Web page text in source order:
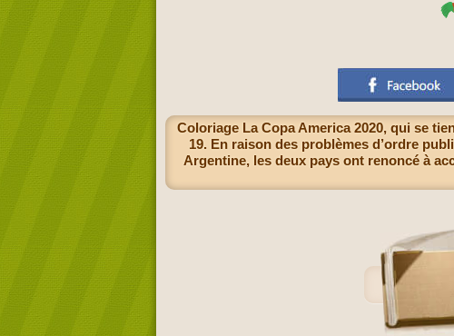
Coloriage La Copa America 2020, qui se
19. En raison des problèmes d’ordre
Argentine, les deux pays ont renoncé à